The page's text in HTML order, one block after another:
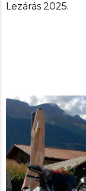
Lezárás 2025.